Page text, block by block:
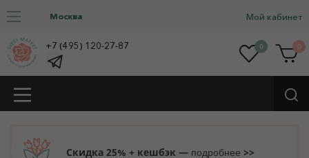
Москва Мой кабинет
+7 (495) 120-27-87 0 0
Скидка 25% + кешбэк — подробнее >>